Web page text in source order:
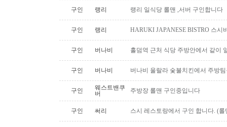
구인 랭리 랭리 일식당 롤맨 ,서버 구인합니다
구인 랭리 HARUKI JAPANESE BISTRO 스시
구인 버나비 홀덤역 근처 식당 주방안에서 같이
구인 버나비 버나비 울랄라 숯불치킨에서 주방
구인
웨스트밴쿠
버
주방장 롤맨 구인중입니다
구인 써리 스시 레스토랑에서 구인 합니다. (롤